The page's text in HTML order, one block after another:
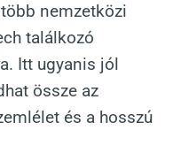
nemzetközi
találkozó
Itt ugyanis jól
össze az
és a hosszú